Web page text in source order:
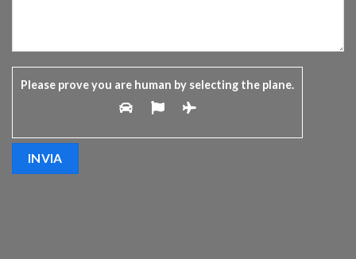
Please prove you are human by selecting the plane.